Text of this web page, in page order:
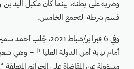
وضربه على بطنه، بينما كان مكبل اليدين
قسم شرطة التجمع الخامس.
وفي 6 فبراير/شباط 2021، جُلب
أمام نيابة أمن الدولة العليا
– وهي شعبة
مسؤولة عن المقاضاة على الجرائم المتعلقة